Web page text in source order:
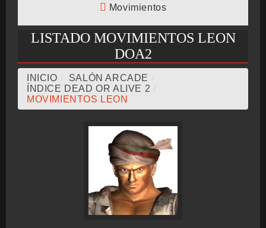
GALERÍAS
CRONOLOGÍA
ARCADE STICK
Movimientos
LISTADO MOVIMIENTOS LEON
DOA2
INICIO SALÓN ARCADE
ÍNDICE DEAD OR ALIVE 2
MOVIMIENTOS LEON